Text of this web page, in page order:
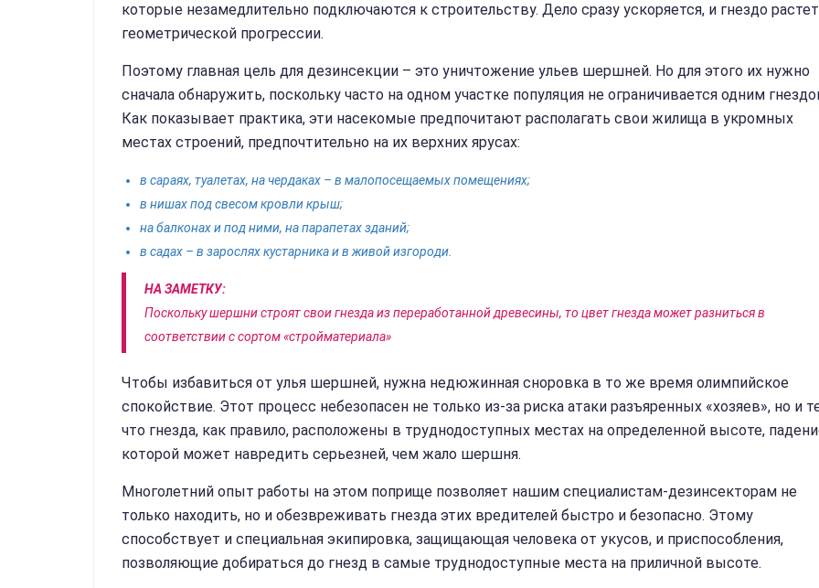
которые незамедлительно подключаются к строительству. Дело сразу ускоряется, и гнездо
геометрической прогрессии.
Поэтому главная цель для дезинсекции – это уничтожение ульев шершней. Но для этого их нужно
сначала обнаружить, поскольку часто на одном участке популяция не ограничивается одним
Как показывает практика, эти насекомые предпочитают располагать свои жилища в укромных
местах строений, предпочтительно на их верхних ярусах:
в сараях, туалетах, на чердаках – в малопосещаемых помещениях;
в нишах под свесом кровли крыш;
на балконах и под ними, на парапетах зданий;
в садах – в зарослях кустарника и в живой изгороди.
НА ЗАМЕТКУ:
Поскольку шершни строят свои гнезда из переработанной древесины, то цвет гнезда может разниться в
соответствии с сортом «стройматериала»
Чтобы избавиться от улья шершней, нужна недюжинная сноровка в то же время олимпийское
спокойствие. Этот процесс небезопасен не только из-за риска атаки разъяренных «хозяев», но и
что гнезда, как правило, расположены в труднодоступных местах на определенной высоте,
которой может навредить серьезней, чем жало шершня.
Многолетний опыт работы на этом поприще позволяет нашим специалистам-дезинсекторам не
только находить, но и обезвреживать гнезда этих вредителей быстро и безопасно. Этому
способствует и специальная экипировка, защищающая человека от укусов, и приспособления,
позволяющие добираться до гнезд в самые труднодоступные места на приличной высоте.